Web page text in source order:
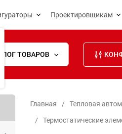
Проектировщикам
ТОВАРОВ
Главная / Тепловая
/ Термостатические